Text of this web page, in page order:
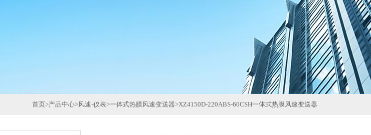
首页>产品中心>风速-仪表>一体式热膜风速变送器>XZ4150D-220ABS-60CSH一体式热膜风速变送器